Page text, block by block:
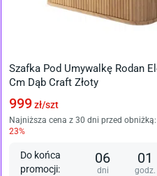
Szafka Pod Umywalkę Rodan
Cm Dąb Craft Złoty
999zł/szt
Najniższa cena z 30 dni przed obniżką:
23%
Do końca
promocji:
06
dni
01
godz.